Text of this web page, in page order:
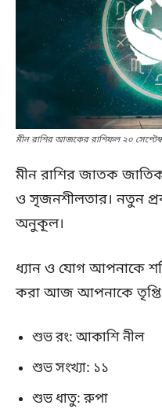
মীন রাশির আজকের রাশিফল ২০
মীন রাশির জাতক
ও সৃজনশীলতার। নতুন
অনুকূল।
ধ্যান ও যোগ আপনাকে
করা আজ আপনাকে তৃপ্তি
শুভ রং: আকাশি নীল
শুভ সংখ্যা: ১১
শুভ ধাতু: রুপা